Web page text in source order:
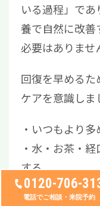
0120-706-
電話でご相談・来院予約
いる過程」で
養で自然に改善
必要はありませ
回復を早める
ケアを意識しま
いつもより多
水・お茶・
する
消化のよい